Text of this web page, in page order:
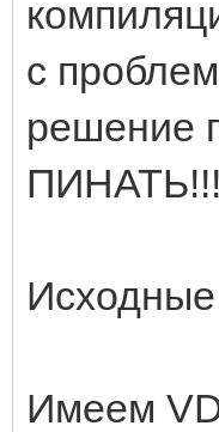
с
решение
ПИНАТЬ!!!
Исходные
Имеем